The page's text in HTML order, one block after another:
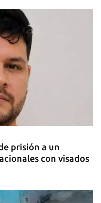
prisión a un
con visados